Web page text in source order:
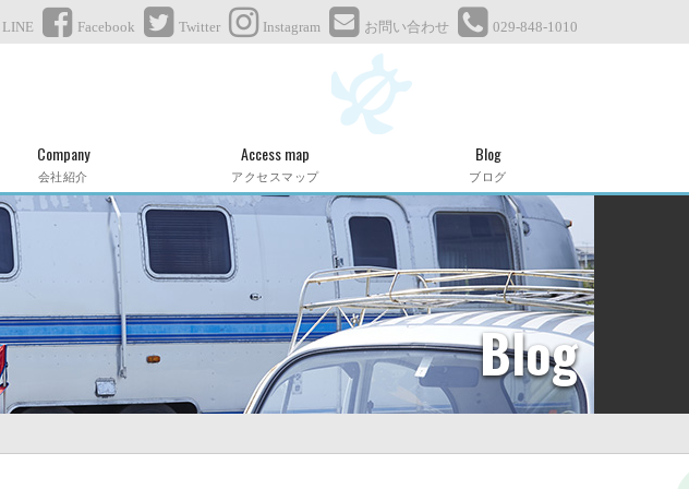
LINE Facebook Twitter Instagram お問い合わせ 029-848-1010
Company
会社紹介
Access map
アクセスマップ
Blog
ブログ
Blog